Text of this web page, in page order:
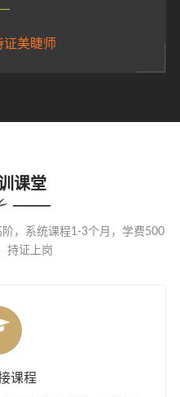
证美睫师
课堂
，系统课程1-3个月，学费500
持证上岗
课程